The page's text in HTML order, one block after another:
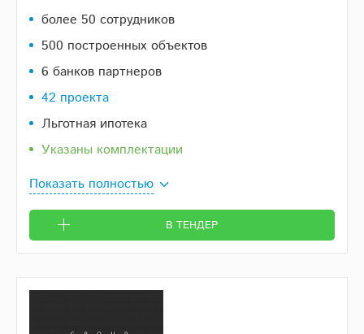
более 50 сотрудников
500 построенных объектов
6 банков партнеров
42 проекта
Льготная ипотека
Указаны комплектации
Показать полностью
В ТЕНДЕР